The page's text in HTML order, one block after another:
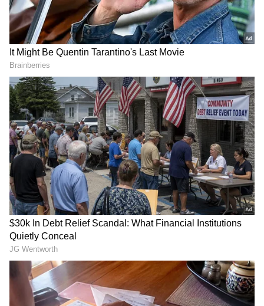
2
5
ఉదయ్‌ కిరణ్‌ కెరీర్‌ పరంగా చేసిన కొన్ని తప్పులు, నిజ
జీవితంలో చేసిన కొన్ని మిస్టేక్స్, కొన్ని నిర్ణయాలు ఆయన్ని
జీవితాన్ని మార్చేశాయి. కెరీర్‌తోపాటు లైఫ్‌ని తలక్రిందులు
చేశాయి. చివరికి ఆత్మహత్య చేసుకునే పరిస్థితికి వెళ్లింది.
అయితే ఉదయ్‌ కిరణ్‌ కెరీర్‌ డౌన్‌ కావడానికి చిరంజీవి
కారణమని ఇప్పటికీ అంటుంటారు. కానీ ఆయనే ఉదయ్‌